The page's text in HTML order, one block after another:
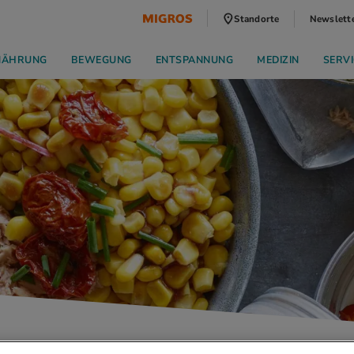
Standorte
BEWEGUNG ENTSPANNUNG MEDIZIN